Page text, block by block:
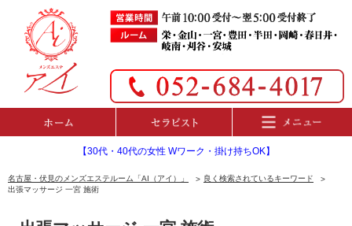
【30代・40代の女性 Wワーク・掛け持ちOK】
名古屋・伏見のメンズエステルーム「AI（アイ）」
良く検索されているキーワード
出張マッサージ 一宮 施術